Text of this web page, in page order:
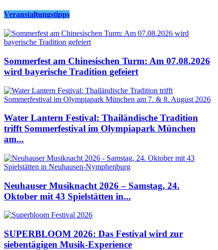
Veranstaltungstipps
Sommerfest am Chinesischen Turm: Am 07.08.2026
wird bayerische Tradition gefeiert
Water Lantern Festival: Thailändische Tradition
trifft Sommerfestival im Olympiapark München
am...
Neuhauser Musiknacht 2026 – Samstag, 24.
Oktober mit 43 Spielstätten in...
SUPERBLOOM 2026: Das Festival wird zur
siebentägigen Musik-Experience